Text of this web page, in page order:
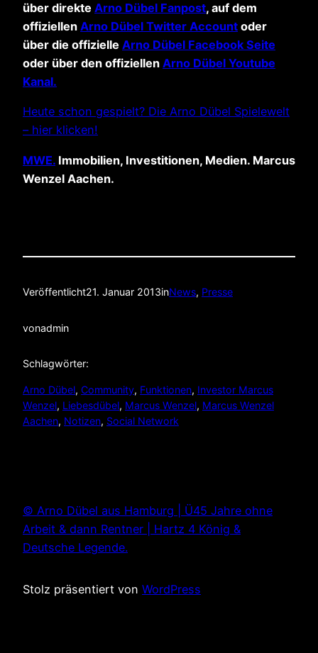
über direkte Arno Dübel Fanpost, auf dem
offiziellen Arno Dübel Twitter Account oder
über die offizielle Arno Dübel Facebook Seite
oder über den offiziellen Arno Dübel Youtube
Kanal.
Heute schon gespielt? Die Arno Dübel Spielewelt
– hier klicken!
MWE. Immobilien, Investitionen, Medien. Marcus
Wenzel Aachen.
Veröffentlicht21. Januar 2013inNews, Presse
vonadmin
Schlagwörter:
Arno Dübel, Community, Funktionen, Investor Marcus
Wenzel, Liebesdübel, Marcus Wenzel, Marcus Wenzel
Aachen, Notizen, Social Network
© Arno Dübel aus Hamburg | Ü45 Jahre ohne
Arbeit & dann Rentner | Hartz 4 König &
Deutsche Legende.
Stolz präsentiert von WordPress